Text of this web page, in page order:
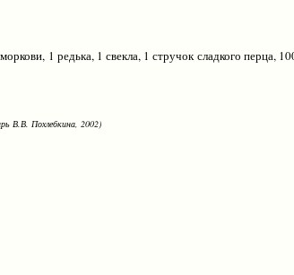
1 редька, 1 свекла, 1 стручок сладкого перца,
В.В. Похлебкина, 2002)